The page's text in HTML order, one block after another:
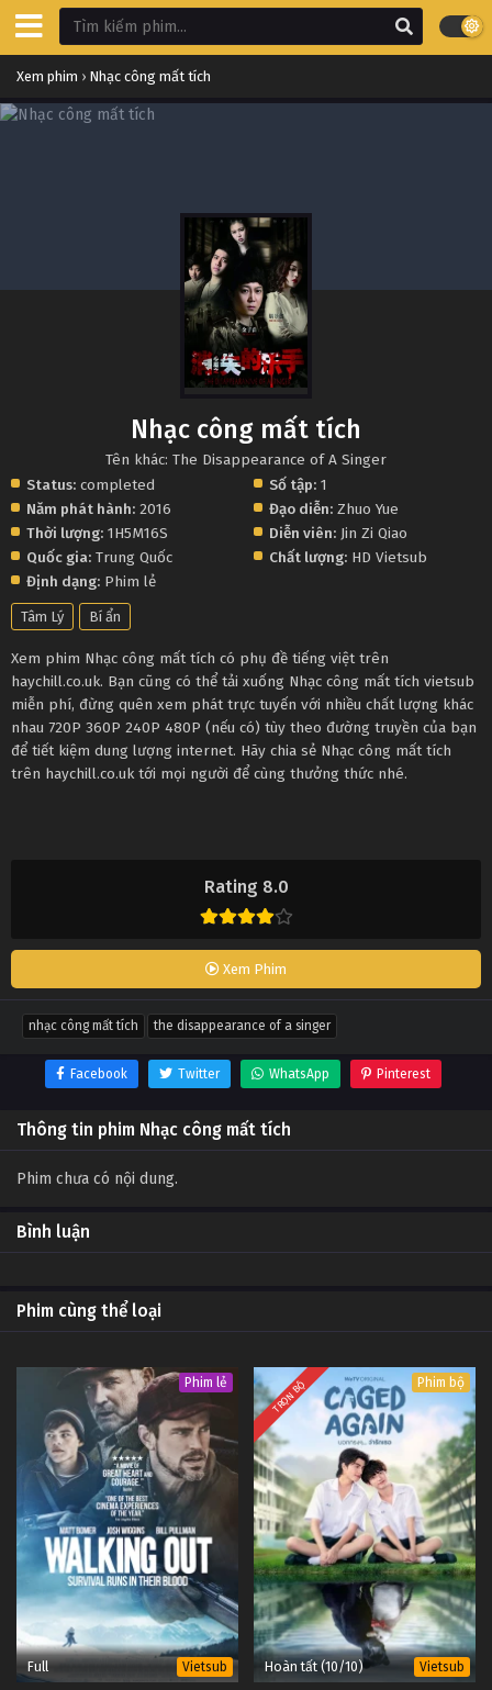
Xem phim › Nhạc công mất tích
Rating 8.0
Xem Phim
Nhạc công mất tích
Tên khác: The Disappearance of A Singer
Status: completed
Năm phát hành: 2016
Thời lượng: 1H5M16S
Quốc gia: Trung Quốc
Định dạng: Phim lẻ
Số tập: 1
Đạo diễn: Zhuo Yue
Diễn viên: Jin Zi Qiao
Chất lượng: HD Vietsub
Tâm Lý Bí ẩn
Xem phim Nhạc công mất tích có phụ đề tiếng việt trên
haychill.co.uk. Bạn cũng có thể tải xuống Nhạc công mất tích vietsub
miễn phí, đừng quên xem phát trực tuyến với nhiều chất lượng khác
nhau 720P 360P 240P 480P (nếu có) tùy theo đường truyền của bạn
để tiết kiệm dung lượng internet. Hãy chia sẻ Nhạc công mất tích
trên haychill.co.uk tới mọi người để cùng thưởng thức nhé.
nhạc công mất tích the disappearance of a singer
Facebook Twitter WhatsApp Pinterest
Thông tin phim Nhạc công mất tích
Phim chưa có nội dung.
Bình luận
Phim cùng thể loại
Phim lẻ
Full Vietsub
TRỌN BỘ Phim bộ
Hoàn tất (10/10) Vietsub